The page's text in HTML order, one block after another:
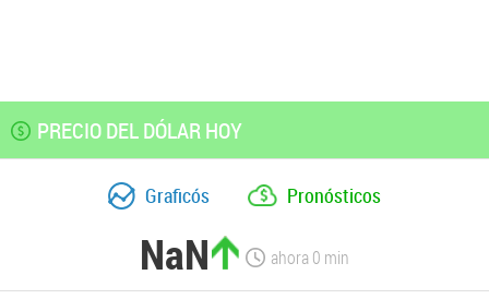
PRECIO DEL DÓLAR HOY
Graficós Pronósticos
NaN ahora0 min